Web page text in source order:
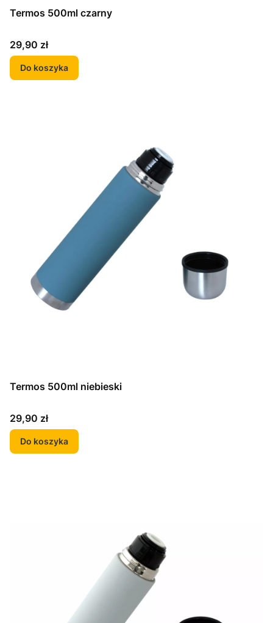
Termos 500ml czarny
Cena
29,90 zł
Do koszyka
Termos 500ml niebieski
Cena
29,90 zł
Do koszyka